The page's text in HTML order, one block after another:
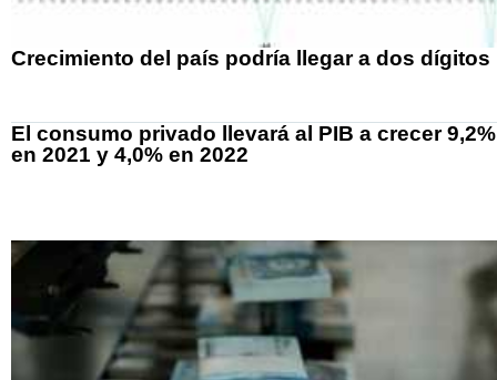
Crecimiento del país podría llegar a dos dígitos
El consumo privado llevará al PIB a crecer 9,2%
en 2021 y 4,0% en 2022